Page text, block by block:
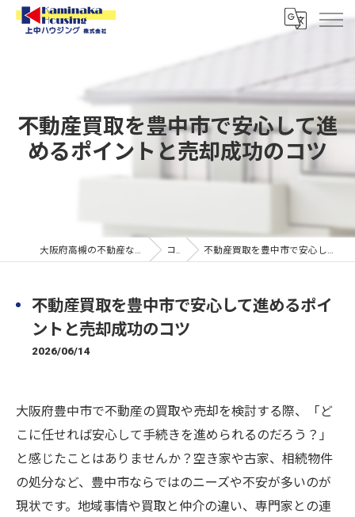
不動産買取を豊中市で安心して進
めるポイントと売却成功のコツ
大阪府高槻の不動産なら上中ハウジング株式会社 コラム 不動産買取を豊中市で安心して進めるポイントと売却成功のコツ
不動産買取を豊中市で安心して進めるポイ
ントと売却成功のコツ
2026/06/14
大阪府豊中市で不動産の買取や売却を検討する際、「ど
こに任せれば安心して手続きを進められるのだろう？」
と感じたことはありませんか？空き家や古家、相続物件
の処分など、豊中市ならではのニーズや不安が多いのが
現状です。地域事情や買取と仲介の違い、専門家との連